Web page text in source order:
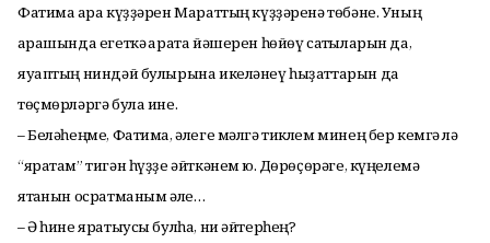
Фатима ҡара күҙҙәрен Мараттың күҙҙәренә төбәне. Уның
ҡарашында егеткә ҡарата йәшерен һөйөү сатҡыларын да,
яуаптың ниндәй булырына икеләнеү һыҙаттарын да
төҫмөрләргә була ине.
– Беләһеңме, Фатима, әлеге мәлгә тиклем минең бер кемгә лә
“яратам” тигән һүҙҙе әйткәнем юҡ. Дөрөҫөрәге, күңелемә
ятҡанын осратманым әле…
– Ә һине яратыусы булһа, ни әйтерһең?